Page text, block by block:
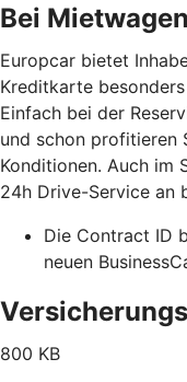
Bei Mietwagen
Europcar bietet
Kreditkarte
Einfach bei der
und schon profitieren
Konditionen. Auch im
24h Drive-Service an
Die Contract ID
neuen
800 KB